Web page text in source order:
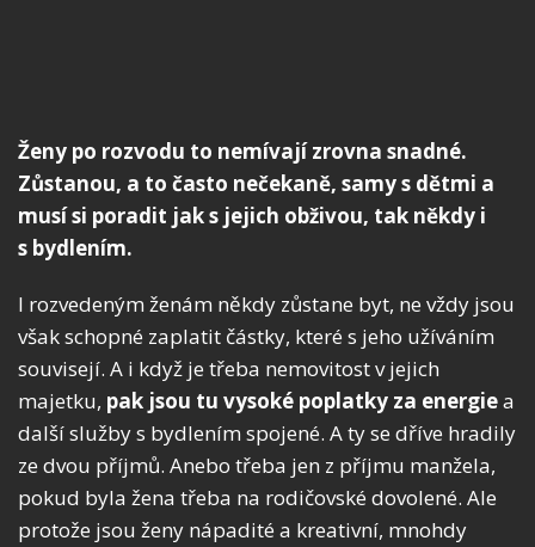
Ženy po rozvodu to nemívají zrovna snadné.
Zůstanou, a to často nečekaně, samy s dětmi a
musí si poradit jak s jejich obživou, tak někdy i
s bydlením.
I rozvedeným ženám někdy zůstane byt, ne vždy jsou
však schopné zaplatit částky, které s jeho užíváním
souvisejí. A i když je třeba nemovitost v jejich
majetku, pak jsou tu vysoké poplatky za energiea
další služby s bydlením spojené. A ty se dříve hradily
ze dvou příjmů. Anebo třeba jen z příjmu manžela,
pokud byla žena třeba na rodičovské dovolené. Ale
protože jsou ženy nápadité a kreativní, mnohdy